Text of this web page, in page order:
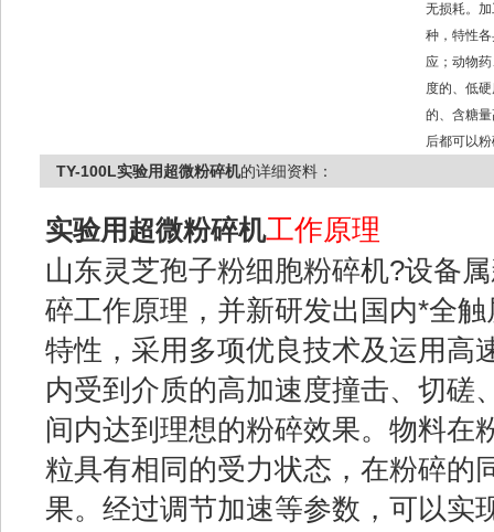
无损耗。
种，特性
应；动物
度的、低
的、含糖
后都可以
TY-100L实验用超微粉碎机的详细资料：
实验用超微粉碎机工作原理
山东灵芝孢子粉细胞粉碎机?设备
碎工作原理，并新研发出国内*全
特性，采用多项优良技术及运用高
内受到介质的高加速度撞击、切磋
间内达到理想的粉碎效果。物料在
粒具有相同的受力状态，在粉碎的
果。经过调节加速等参数，可以实